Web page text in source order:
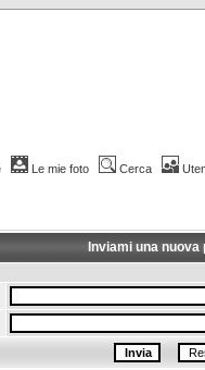
Le mie foto Cerca
Inviami una nuova